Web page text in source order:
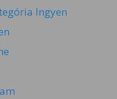
Ingyen